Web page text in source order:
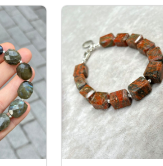
₺3.903,00.
Şu andaki fiyat: ₺3.548,00. Orijinal fiyat:Şu